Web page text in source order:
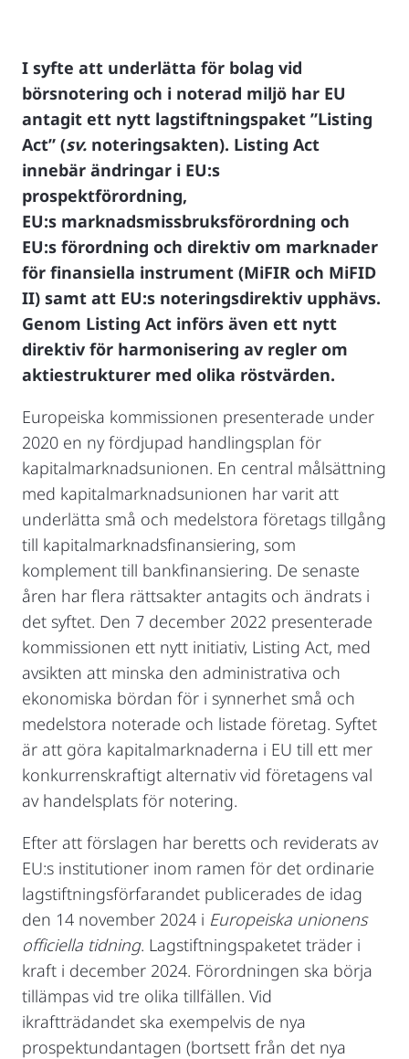
I syfte att underlätta för bolag vid
börsnotering och i noterad miljö har EU
antagit ett nytt lagstiftningspaket ”Listing
Act” (sv. noteringsakten). Listing Act
innebär ändringar i EU:s
prospektförordning,
EU:s marknadsmissbruksförordning och
EU:s förordning och direktiv om marknader
för finansiella instrument (MiFIR och MiFID
II) samt att EU:s noteringsdirektiv upphävs.
Genom Listing Act införs även ett nytt
direktiv för harmonisering av regler om
aktiestrukturer med olika röstvärden.
Europeiska kommissionen presenterade under
2020 en ny fördjupad handlingsplan för
kapitalmarknadsunionen. En central målsättning
med kapitalmarknadsunionen har varit att
underlätta små och medelstora företags tillgång
till kapitalmarknadsfinansiering, som
komplement till bankfinansiering. De senaste
åren har flera rättsakter antagits och ändrats i
det syftet. Den 7 december 2022 presenterade
kommissionen ett nytt initiativ, Listing Act, med
avsikten att minska den administrativa och
ekonomiska bördan för i synnerhet små och
medelstora noterade och listade företag. Syftet
är att göra kapitalmarknaderna i EU till ett mer
konkurrenskraftigt alternativ vid företagens val
av handelsplats för notering.
Efter att förslagen har beretts och reviderats av
EU:s institutioner inom ramen för det ordinarie
lagstiftningsförfarandet publicerades de idag
den 14 november 2024 i Europeiska unionens
officiella tidning. Lagstiftningspaketet träder i
kraft i december 2024. Förordningen ska börja
tillämpas vid tre olika tillfällen. Vid
ikraftträdandet ska exempelvis de nya
prospektundantagen (bortsett från det nya